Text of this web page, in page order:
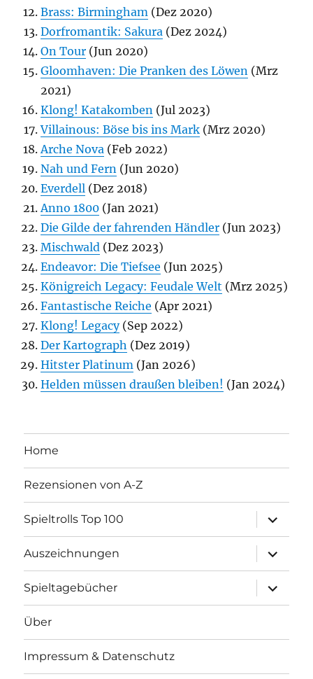
Brass: Birmingham (Dez 2020)
Dorfromantik: Sakura (Dez 2024)
On Tour (Jun 2020)
Gloomhaven: Die Pranken des Löwen (Mrz
2021)
Klong! Katakomben (Jul 2023)
Villainous: Böse bis ins Mark (Mrz 2020)
Arche Nova (Feb 2022)
Nah und Fern (Jun 2020)
Everdell (Dez 2018)
Anno 1800 (Jan 2021)
Die Gilde der fahrenden Händler (Jun 2023)
Mischwald (Dez 2023)
Endeavor: Die Tiefsee (Jun 2025)
Königreich Legacy: Feudale Welt (Mrz 2025)
Fantastische Reiche (Apr 2021)
Klong! Legacy(Sep 2022)
Der Kartograph (Dez 2019)
Hitster Platinum (Jan 2026)
Helden müssen draußen bleiben! (Jan 2024)
Home
Rezensionen von A-Z
Spieltrolls Top 100
öffnen
Auszeichnungen
öffnen
Spieltagebücher
öffnen
Über
Impressum & Datenschutz